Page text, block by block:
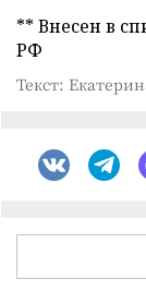
** Внесен в
РФ
Текст: